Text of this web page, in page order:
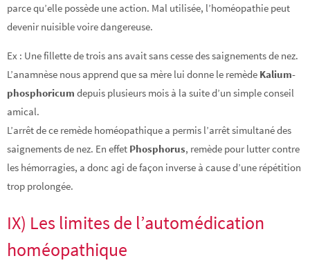
parce qu’elle possède une action. Mal utilisée, l’homéopathie peut
devenir nuisible voire dangereuse.
Ex : Une fillette de trois ans avait sans cesse des saignements de nez.
L’anamnèse nous apprend que sa mère lui donne le remède Kalium-
phosphoricum depuis plusieurs mois à la suite d’un simple conseil
amical.
L’arrêt de ce remède homéopathique a permis l’arrêt simultané des
saignements de nez. En effet Phosphorus, remède pour lutter contre
les hémorragies, a donc agi de façon inverse à cause d’une répétition
trop prolongée.
IX) Les limites de l’automédication
homéopathique